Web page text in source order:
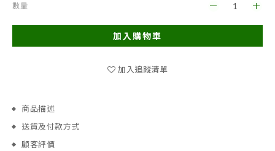
數量
加入購物車
加入追蹤清單
商品描述
送貨及付款方式
顧客評價